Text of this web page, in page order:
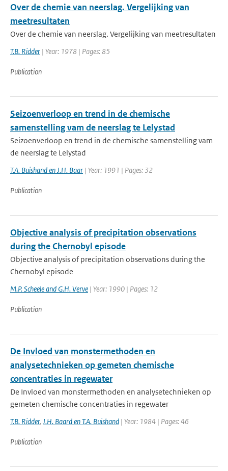
Over de chemie van neerslag. Vergelijking van
meetresultaten
Over de chemie van neerslag. Vergelijking van meetresultaten
T.B. Ridder | Year: 1978 | Pages: 85
Publication
Seizoenverloop en trend in de chemische
samenstelling vam de neerslag te Lelystad
Seizoenverloop en trend in de chemische samenstelling vam
de neerslag te Lelystad
T.A. Buishand en J.H. Baar | Year: 1991 | Pages: 32
Publication
Objective analysis of precipitation observations
during the Chernobyl episode
Objective analysis of precipitation observations during the
Chernobyl episode
M.P. Scheele and G.H. Verve | Year: 1990 | Pages: 12
Publication
De Invloed van monstermethoden en
analysetechnieken op gemeten chemische
concentraties in regewater
De Invloed van monstermethoden en analysetechnieken op
gemeten chemische concentraties in regewater
T.B. Ridder, J.H. Baard en T.A. Buishand | Year: 1984 | Pages: 46
Publication